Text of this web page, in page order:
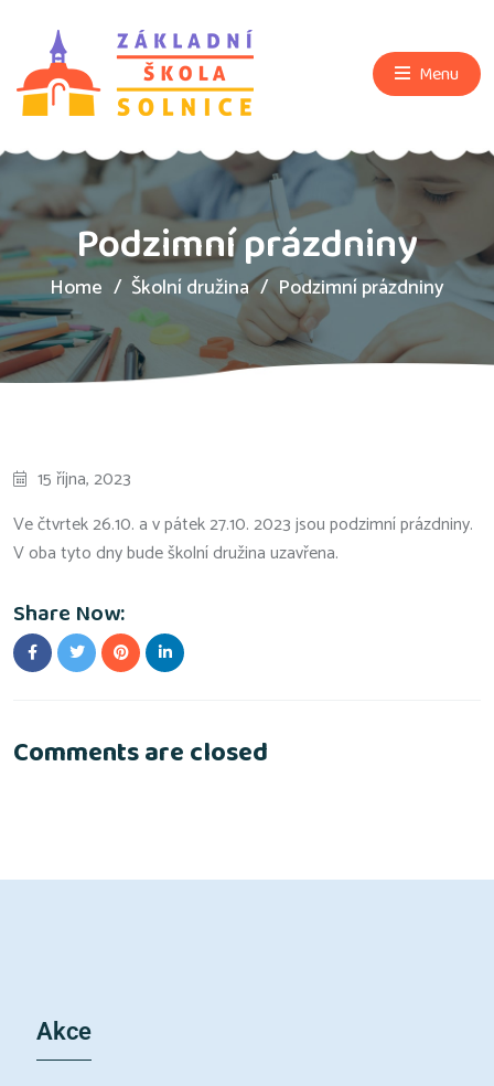
Menu
Podzimní prázdniny
Home Školní družina Podzimní prázdniny
15 října, 2023
Ve čtvrtek 26.10. a v pátek 27.10. 2023 jsou podzimní prázdniny.
V oba tyto dny bude školní družina uzavřena.
Share Now:
Comments are closed
Akce